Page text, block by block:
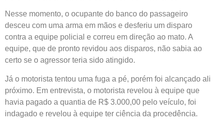
Nesse momento, o ocupante do banco do passageiro
desceu com uma arma em mãos e desferiu um disparo
contra a equipe policial e correu em direção ao mato. A
equipe, que de pronto revidou aos disparos, não sabia ao
certo se o agressor teria sido atingido.
Já o motorista tentou uma fuga a pé, porém foi alcançado ali
próximo. Em entrevista, o motorista revelou à equipe que
havia pagado a quantia de R$ 3.000,00 pelo veículo, foi
indagado e revelou à equipe ter ciência da procedência.